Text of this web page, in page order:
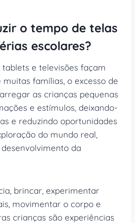
o tempo de telas
escolares?
tablets e televisões façam
famílias, o excesso de
as crianças pequenas
e estímulos, deixando-
e reduzindo oportunidades
do mundo real,
da
brincar, experimentar
movimentar o corpo e
crianças são experiências